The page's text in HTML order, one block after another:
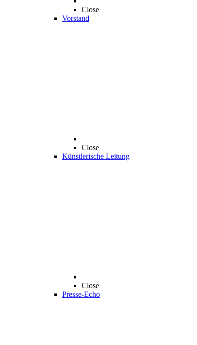
Close
Vorstand
Close
Künstlerische Leitung
Close
Presse-Echo